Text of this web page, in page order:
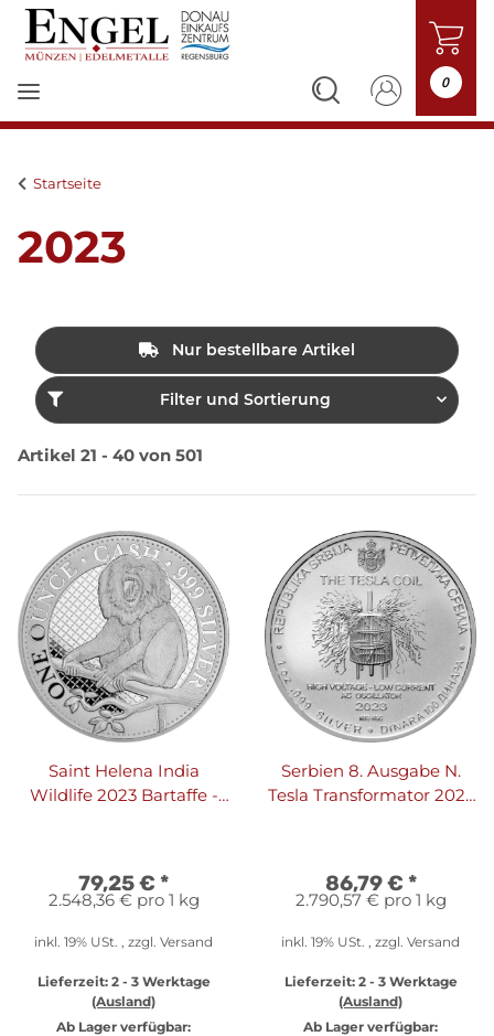
0
Startseite
2023
Nur bestellbare Artikel
Filter und Sortierung
Artikel 21 - 40 von 501
Saint Helena India
Wildlife 2023 Bartaffe -
79,25 € *
2.548,36 € pro 1 kg
inkl. 19% USt. , zzgl. Versand
Lieferzeit: 2 - 3 Werktage
(Ausland)
Ab Lager verfügbar:
Serbien 8. Ausgabe N.
Tesla Transformator 2023
86,79 € *
2.790,57 € pro 1 kg
inkl. 19% USt. , zzgl. Versand
Lieferzeit: 2 - 3 Werktage
(Ausland)
Ab Lager verfügbar: